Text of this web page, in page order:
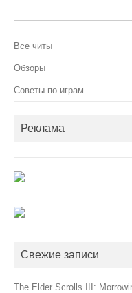
Все читы
Обзоры
Советы по играм
Реклама
Свежие записи
The Elder Scrolls III: